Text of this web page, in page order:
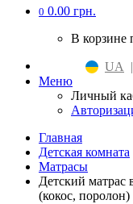
0 0.00 грн.
В корзине
UA |
Меню
Личный
Главная
Детская комната
Матрасы
Детский матрас
(кокос,